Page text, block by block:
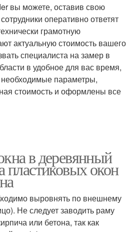
вы можете, оставив свою
оперативно ответят
грамотную
актуальную стоимость вашего
специалиста на замер в
в удобное для вас время,
необходимые параметры,
стоимость и оформлены все
в деревянный
пластиковых окон
выровнять по внешнему
Не следует заводить раму
или бетона, так как